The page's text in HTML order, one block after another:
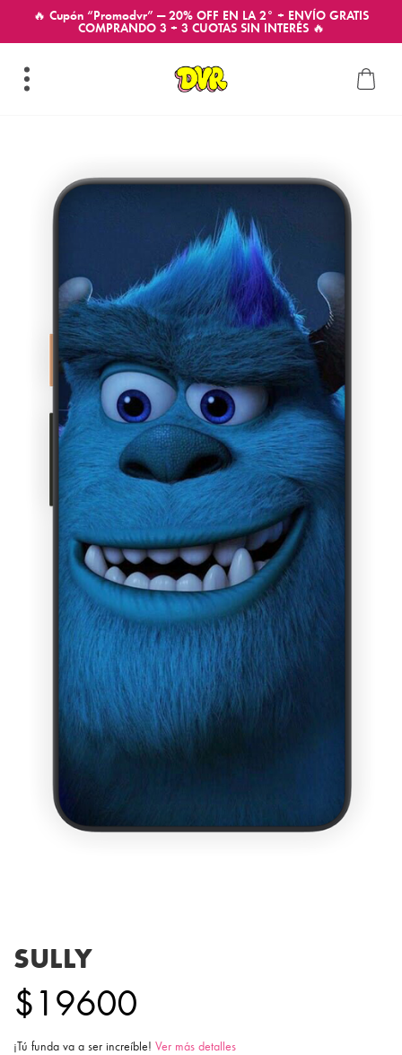
🔥 Cupón “Promodvr” — 20% OFF EN LA 2° + ENVÍO GRATIS
COMPRANDO 3 + 3 CUOTAS SIN INTERÉS 🔥
SULLY
$19600
¡Tú funda va a ser increíble! Ver más detalles